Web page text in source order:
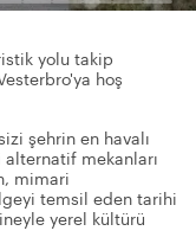
yolu takip
hoş
şehrin en havalı
alternatif mekanları
mimari
temsil eden tarihi
yerel kültürü